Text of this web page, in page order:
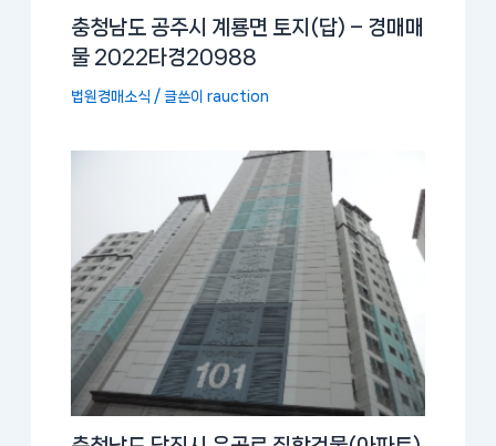
충청남도 공주시 계룡면 토지(답) – 경매매
물 2022타경20988
법원경매소식 / 글쓴이rauction